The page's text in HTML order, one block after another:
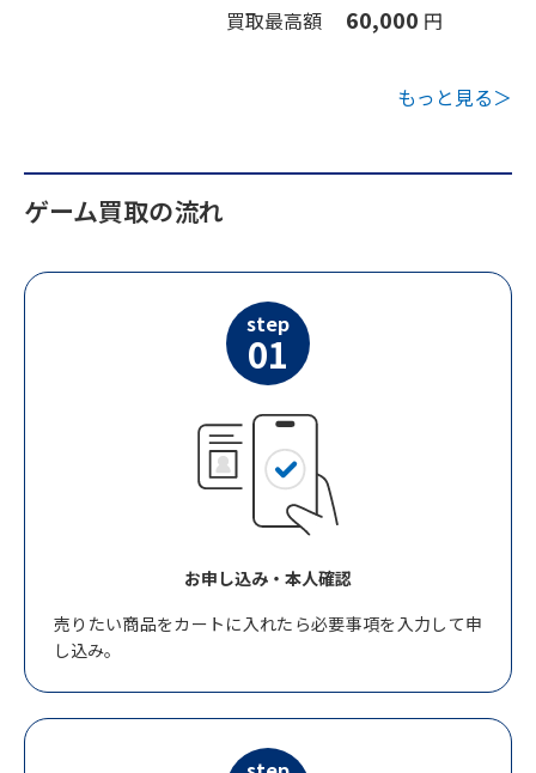
買取最高額 60,000 円
もっと見る＞
ゲーム買取の流れ
step
01
お申し込み・本人確認
売りたい商品をカートに入れたら必要事項を入力して申
し込み。